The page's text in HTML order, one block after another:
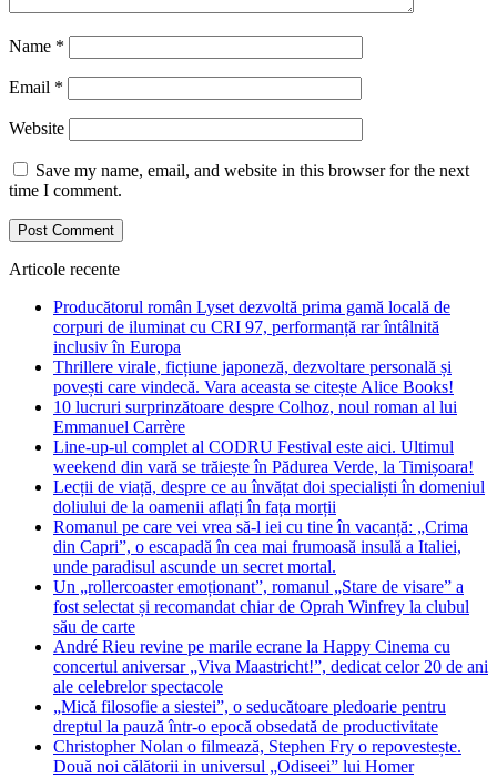
Name *
Email *
Website
Save my name, email, and website in this browser for the next
time I comment.
Articole recente
Producătorul român Lyset dezvoltă prima gamă locală de
corpuri de iluminat cu CRI 97, performanță rar întâlnită
inclusiv în Europa
Thrillere virale, ficțiune japoneză, dezvoltare personală și
povești care vindecă. Vara aceasta se citește Alice Books!
10 lucruri surprinzătoare despre Colhoz, noul roman al lui
Emmanuel Carrère
Line-up-ul complet al CODRU Festival este aici. Ultimul
weekend din vară se trăiește în Pădurea Verde, la Timișoara!
Lecții de viață, despre ce au învățat doi specialiști în domeniul
doliului de la oamenii aflați în fața morții
Romanul pe care vei vrea să-l iei cu tine în vacanță: „Crima
din Capri”, o escapadă în cea mai frumoasă insulă a Italiei,
unde paradisul ascunde un secret mortal.
Un „rollercoaster emoționant”, romanul „Stare de visare” a
fost selectat și recomandat chiar de Oprah Winfrey la clubul
său de carte
André Rieu revine pe marile ecrane la Happy Cinema cu
concertul aniversar „Viva Maastricht!”, dedicat celor 20 de ani
ale celebrelor spectacole
„Mică filosofie a siestei”, o seducătoare pledoarie pentru
dreptul la pauză într-o epocă obsedată de productivitate
Christopher Nolan o filmează, Stephen Fry o repovestește.
Două noi călătorii in universul „Odiseei” lui Homer